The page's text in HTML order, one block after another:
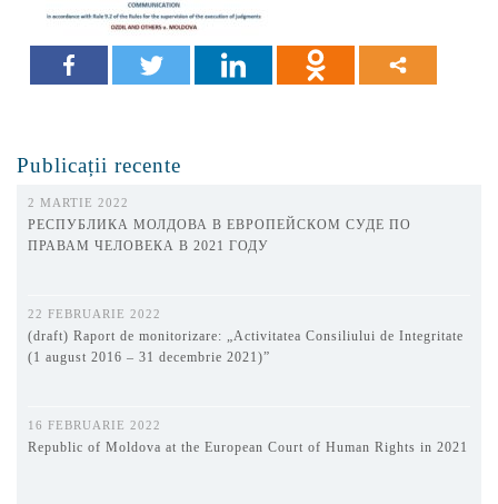
Publicații recente
2 MARTIE 2022
РЕСПУБЛИКА МОЛДОВА В ЕВРОПЕЙСКОМ СУДЕ ПО
ПРАВАМ ЧЕЛОВЕКА В 2021 ГОДУ
22 FEBRUARIE 2022
(draft) Raport de monitorizare: „Activitatea Consiliului de Integritate
(1 august 2016 – 31 decembrie 2021)”
16 FEBRUARIE 2022
Republic of Moldova at the European Court of Human Rights in 2021